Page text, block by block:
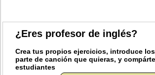
¿Eres profesor de inglés?
Crea tus propios ejercicios, introduce
parte de canción que quieras, y
estudiantes